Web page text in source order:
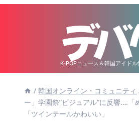
K-POPニュース＆韓国アイド
/ 韓国オンライン・コミュニティ
ー」学園祭”ビジュアル”に反響….「
「ツインテールかわいい」